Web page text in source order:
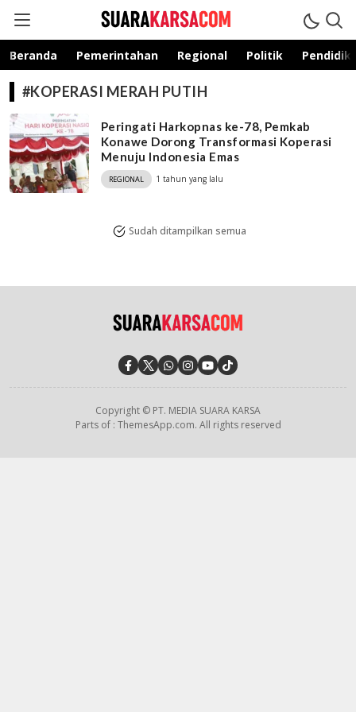
suarakarsa.com
Informasi terpercaya
Beranda Pemerintahan Regional Politik
#KOPERASI MERAH PUTIH
Peringati Harkopnas ke-78, Pemkab
Konawe Dorong Transformasi Koperasi
Menuju Indonesia Emas
REGIONAL 1 tahun yang lalu
Sudah ditampilkan semua
Copyright © PT. MEDIA SUARA KARSA
Parts of : ThemesApp.com. All rights reserved